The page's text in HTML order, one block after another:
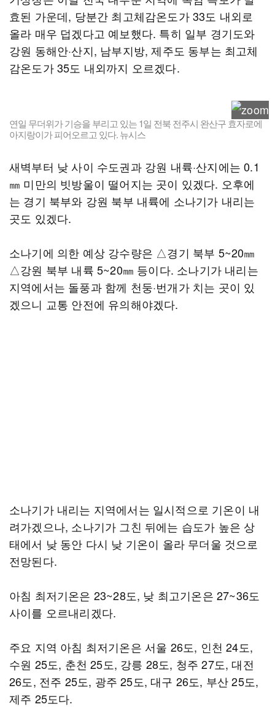
효된 가운데, 당분간 최고체감온도가 33도 내외로
올라 매우 덥겠다고 예보했다. 특히 일부 경기도와
강원 동해안·산지, 남부지방, 제주도 동부는 최고체
감온도가 35도 내외까지 오르겠다.
연일 무더위가 기승을 부리고 있는 1일 전북 전주시 완산구 효자로에
아지랑이가 피어오르고 있다. 뉴시스
새벽부터 낮 사이 수도권과 강원 내륙·산지에는 0.1
㎜ 미만의 빗방울이 떨어지는 곳이 있겠다. 오후에
는 경기 북부와 강원 북부 내륙에 소나기가 내리는
곳도 있겠다.
소나기에 의한 예상 강수량은 △경기 북부 5~20㎜
△강원 북부 내륙 5~20㎜ 등이다. 소나기가 내리는
지역에서는 돌풍과 함께 천둥·번개가 치는 곳이 있
겠으니 교통 안전에 유의해야겠다.
소나기가 내리는 지역에서는 일시적으로 기온이 내
려가겠으나, 소나기가 그친 뒤에는 습도가 높은 상
태에서 낮 동안 다시 낮 기온이 올라 무더울 것으로
전망된다.
아침 최저기온은 23~28도, 낮 최고기온은 27~36도
사이를 오르내리겠다.
주요 지역 아침 최저기온은 서울 26도, 인천 24도,
수원 25도, 춘천 25도, 강릉 28도, 청주 27도, 대전
26도, 전주 25도, 광주 25도, 대구 26도, 부산 25도,
제주 25도다.